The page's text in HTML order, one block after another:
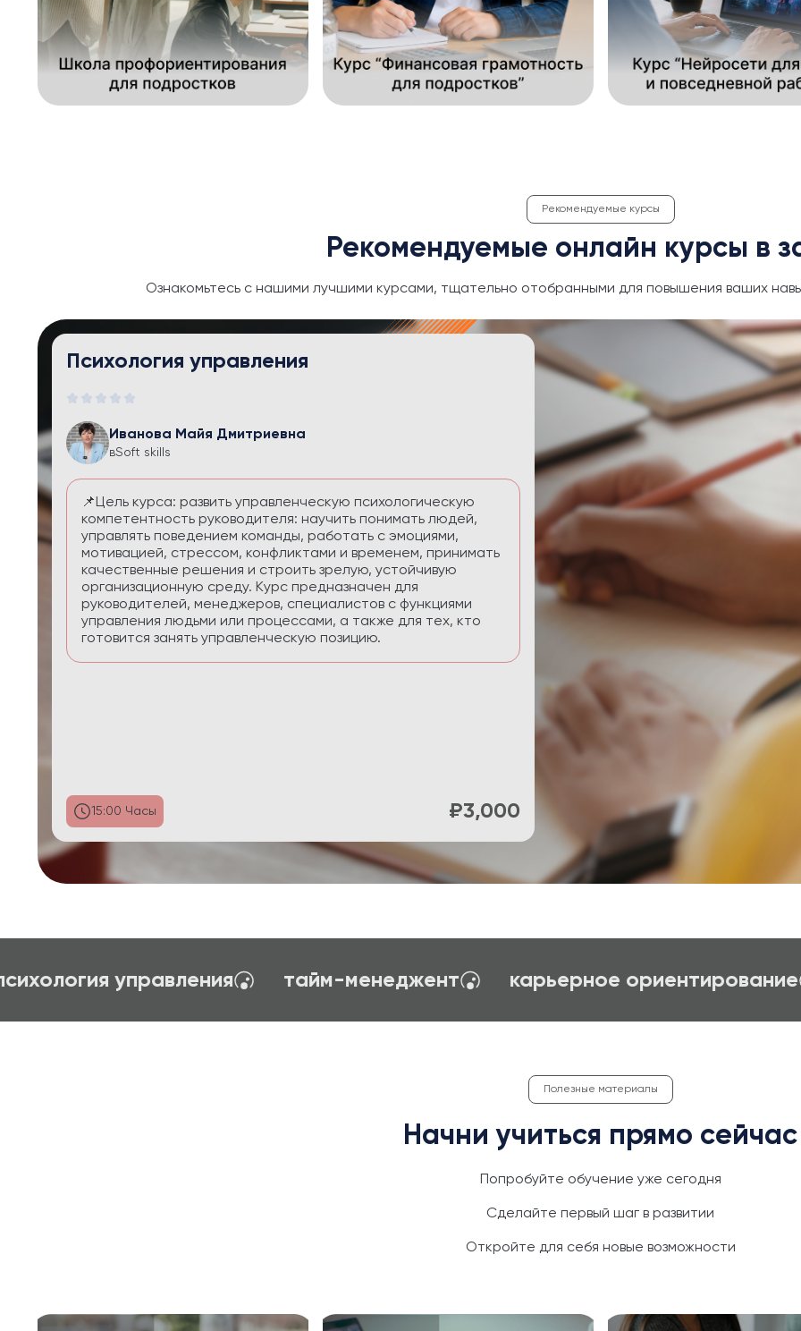
Рекомендуемые курсы
Рекомендуемые онлайн курсы в
Ознакомьтесь с нашими лучшими курсами, тщательно отобранными для повышения ваших
Тайм-менеджмент и личная эффективность
Иванова Майя Дмитриевна
вSoft skills
Курс помогает выстроить систему управления временем без
перегруза и чувства вины. Вы научитесь расставлять
приоритеты, планировать реалистично, сохранять фокус и
управлять энергией в условиях многозадачности.
29:58 Часы ₽900
первый шаг в профессию создание сайтов на TILDA
Полезные материалы
Начни учиться прямо сейчас
Попробуйте обучение уже сегодня
Сделайте первый шаг в развитии
Откройте для себя новые возможности